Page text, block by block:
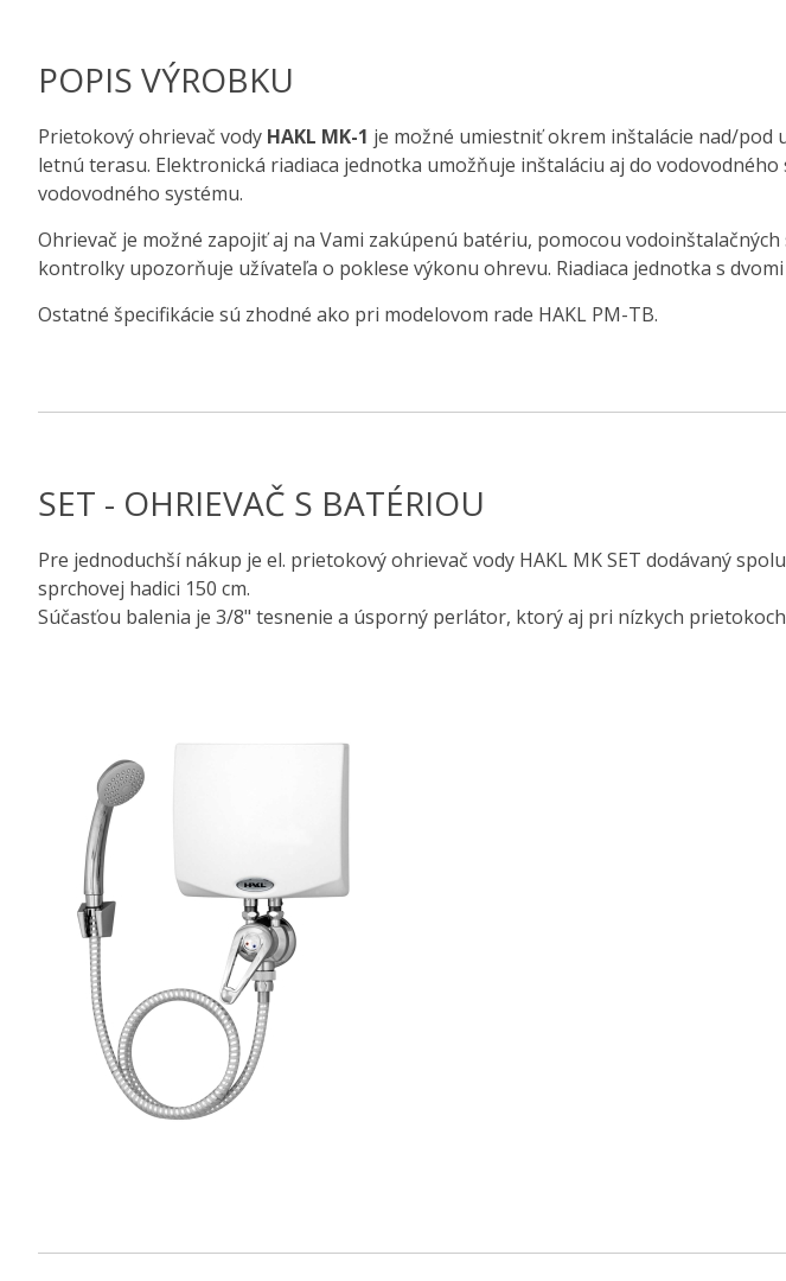
POPIS VÝROBKU
Prietokový ohrievač vody HAKL MK-1 je možné umiestniť okrem inštalácie nad/pod
letnú terasu. Elektronická riadiaca jednotka umožňuje inštaláciu aj do
vodovodného systému.
Ohrievač je možné zapojiť aj na Vami zakúpenú batériu, pomocou
kontrolky upozorňuje užívateľa o poklese výkonu ohrevu. Riadiaca jednotka s
Ostatné špecifikácie sú zhodné ako pri modelovom rade HAKL PM-TB.
SET - OHRIEVAČ S BATÉRIOU
Pre jednoduchší nákup je el. prietokový ohrievač vody HAKL MK SET dodávaný
sprchovej hadici 150 cm.
Súčasťou balenia je 3/8" tesnenie a úsporný perlátor, ktorý aj pri nízkych